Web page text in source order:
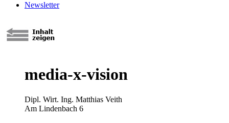
Newsletter
media-x-vision
Dipl. Wirt. Ing. Matthias Veith
Am Lindenbach 6